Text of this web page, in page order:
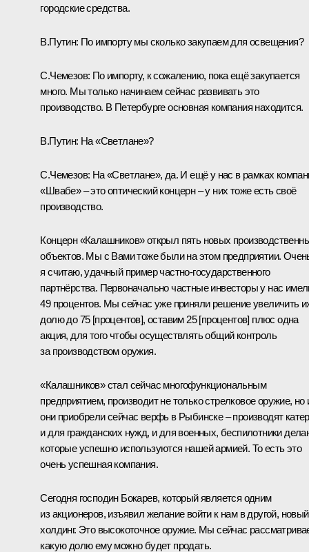
городские средства.
В.Путин: По импорту мы сколько закупаем для освещения?
С.Чемезов: По импорту, к сожалению, пока ещё закупается
много. Мы только начинаем сейчас развивать это
производство. В Петербурге основная компания находится.
В.Путин: На «Светлане»?
С.Чемезов: На «Светлане», да. И ещё у нас в рамках
«Швабе» – это оптический концерн – у них тоже есть своё
производство.
Концерн «Калашников» открыл пять новых
объектов. Мы с Вами тоже были на этом предприятии.
я считаю, удачный пример частно-государственного
партнёрства. Первоначально частные инвесторы у нас
49 процентов. Мы сейчас уже приняли решение увеличить
долю до 75 [процентов], оставим 25 [процентов] плюс одна
акция, для того чтобы осуществлять общий контроль
за производством оружия.
«Калашников» стал сейчас многофункциональным
предприятием, производит не только стрелковое оружие, но
они приобрели сейчас верфь в Рыбинске – производят
и для гражданских нужд, и для военных, беспилотники
которые успешно используются нашей армией. То есть это
очень успешная компания.
Сегодня господин Бокарев, который является одним
из акционеров, изъявил желание войти к нам в другой, новый
холдинг. Это высокоточное оружие. Мы сейчас
какую долю ему можно будет продать.